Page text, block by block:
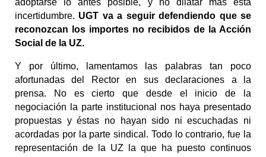
adoptarse lo antes posible, y no dilatar más esta
incertidumbre. UGT va a seguir defendiendo que se
reconozcan los importes no recibidos de la Acción
Social de la UZ.
Y por último, lamentamos las palabras tan poco
afortunadas del Rector en sus declaraciones a la
prensa. No es cierto que desde el inicio de la
negociación la parte institucional nos haya presentado
propuestas y éstas no hayan sido ni escuchadas ni
acordadas por la parte sindical. Todo lo contrario, fue la
representación de la UZ la que ha puesto continuos